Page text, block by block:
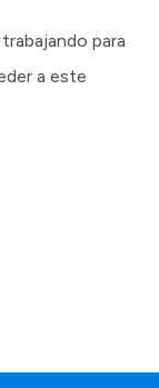
para
a este